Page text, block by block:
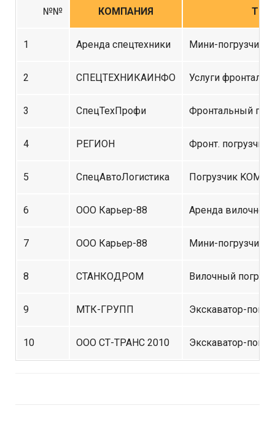
№№ КОМПАНИЯ ТИП
1 Аренда спецтехники Мини-погрузчик
2 СПЕЦТЕХНИКАИНФО Услуги
3 СпецТехПрофи Фронтальный
4 РЕГИОН Фронт. погрузчик
5 СпецАвтоЛогистика Погрузчик
6 ООО Карьер-88 Аренда
7 ООО Карьер-88 Мини-погрузчик
8 СТАНКОДРОМ Вилочный
9 МТК-ГРУПП Экскаватор-
10 ООО СТ-ТРАНС 2010 Экскаватор-